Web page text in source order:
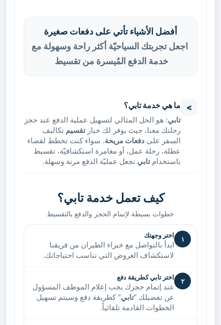
أفضل الأشياء تأتي على دفعات صغيرة
اجعل تجربتك السياحيّة أكثر راحة وسهولة مع
خدمة الدفع المُيسرة من تقسيط
< ما هي خدمة تابي؟
تابي: هو الحل المثالي لتسهيل عملية الدفع عند حجز
رحلتك معنا، حيث يوفر لك خيارتقسيم تكاليف
السفر على دفعات مريحة. سواء كنت تخطط لقضاء
عطلة، رحلة عمل، أو مغامرة استكشافيّة، تقسيط
باستخدامتابي تجعل عمليّة الدفع مرنة وسهلة.
كيف تعمل خدمةتابي؟
خطوات بسيطة لإتمام الحجز والدفع بالتقسيط
١ اختر وجهتك
ابدأ بالتواصل مع خبراء الطيران من فريقنا
لاستكشاف العروض التي تناسب احتياجاتك.
٢ اختر تابي كطريقة دفع
عند إتمام حجزك يجب إعلام الموظف المسؤول
عن تفضيلك "تابي" كطريقة دفع وسيتم تسهيل
الخطوات القادمة تلقائياً.